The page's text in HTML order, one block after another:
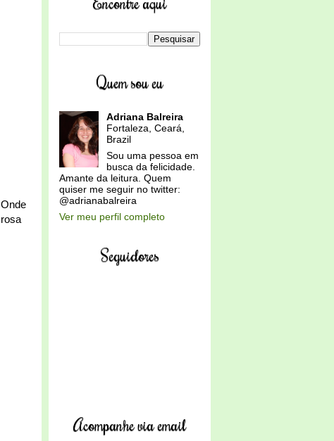
Quem sou eu
Adriana Balreira
Fortaleza, Ceará,
Brazil
Sou uma pessoa em
busca da felicidade.
Amante da leitura. Quem
quiser me seguir no twitter:
@adrianabalreira
Ver meu perfil completo
Seguidores
Acompanhe via email